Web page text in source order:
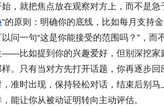
，就把焦点放在观察对方上，而不是
”的原则：明确你的底线，比如每月支持
问一句“这是你能接受的范围吗？”，
比如提到你的兴趣爱好，但别深挖家
。只有当对方先打开话题，你再逐步
准时出现，保持轻松对话，结束后别
能让你从被动证明转向主动评估。